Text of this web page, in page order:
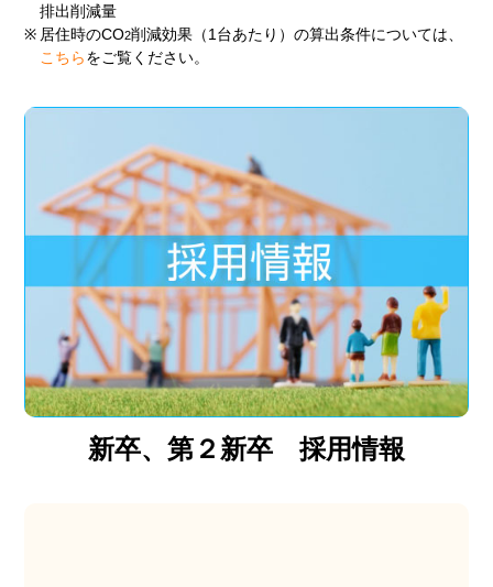
排出削減量
※ 居住時のCO2削減効果（1台あたり）の算出条件については、
こちら をご覧ください。
新卒、第２新卒 採用情報